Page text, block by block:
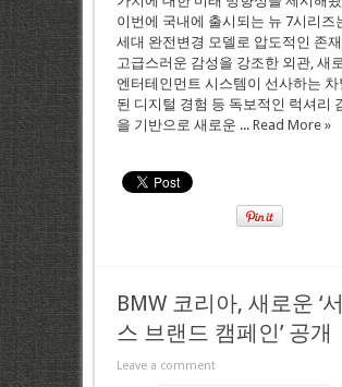
이번에 국내에 출시되는 뉴 7시리즈
세대 완전변경 모델로 압도적인 존
고급스러운 감성을 강조한 외관, 새
엔터테인먼트 시스템이 선사하는 차
된 디지털 경험 등 독보적인 럭셔리
을 기반으로 새로운 ... Read More »
BMW 코리아, 새로운 ‘서
스 브랜드 캠페인’ 공개
Leave a comment